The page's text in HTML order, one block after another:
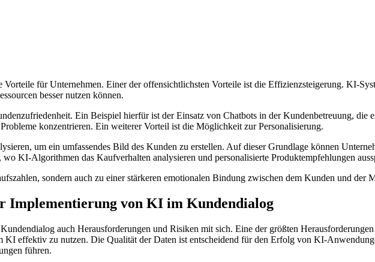
für Unternehmen. Einer der offensichtlichsten Vorteile ist die Effizienzsteigerung. KI-
besser nutzen können.
Ein Beispiel hierfür ist der Einsatz von Chatbots in der Kundenbetreuung, die
konzentrieren. Ein weiterer Vorteil ist die Möglichkeit zur Personalisierung.
um ein umfassendes Bild des Kunden zu erstellen. Auf dieser Grundlage können
KI-Algorithmen das Kaufverhalten analysieren und personalisierte Produktempfehlungen
sondern auch zu einer stärkeren emotionalen Bindung zwischen dem Kunden und der
Implementierung von KI im Kundendialog
auch Herausforderungen und Risiken mit sich. Eine der größten
effektiv zu nutzen. Die Qualität der Daten ist entscheidend für den Erfolg von KI-
führen.